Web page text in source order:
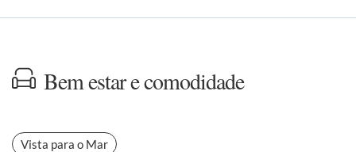
Bem estar e comodidade
Vista para o Mar